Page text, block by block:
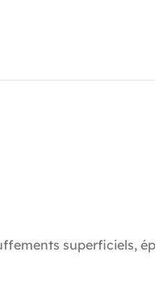
superficiels,